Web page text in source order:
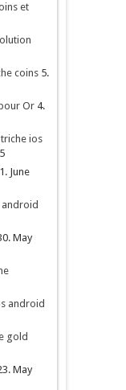
et
coins 5.
Or 4.
ios
1. June
android
May
android
gold
May